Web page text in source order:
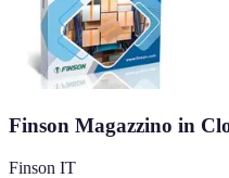
Finson Magazzino in
Finson IT